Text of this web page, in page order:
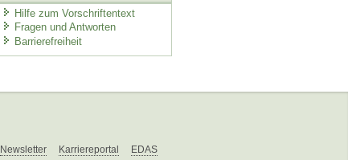
Hilfe zum Vorschriftentext
Fragen und Antworten
Barrierefreiheit
Newsletter Karriereportal EDAS